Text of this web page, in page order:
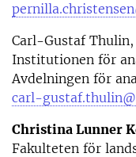
Carl-Gustaf
Institutionen för
Avdelningen för
carl-
Christina Lunner
Fakulteten för